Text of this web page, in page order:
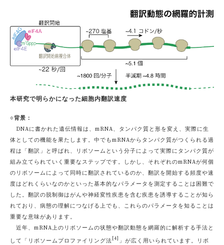
本研究で明らかになった細胞内翻訳速度
○背景：
DNAに書かれた遺伝情報は、mRNA、タンパク質と形を変え、実際に生
体としての機能を果たします。中でもmRNAからタンパク質がつくられる過
程は「翻訳」と呼ばれ、リボソームという分子によって実際にタンパク質が
組み立てられていく重要なステップです。しかし、それぞれのmRNAが何個
のリボソームによって同時に翻訳されているのか、翻訳を開始する頻度や速
度はどれくらいなのかといった基本的なパラメータを測定することは困難で
した。翻訳の脱制御はがんや神経変性疾患を含む疾患を誘導することが知ら
れており、病態の理解につなげる上でも、これらのパラメータを知ることは
重要な意味があります。
近年、mRNA上のリボソームの状態や翻訳動態を網羅的に解析する手法と
して「リボソームプロファイリング法 [4]
」が広く用いられています。リボ